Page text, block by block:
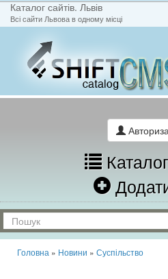
Каталог сайтів. Львів
Всі сайти Львова в одному місці
Головна » Новини » Суспільство